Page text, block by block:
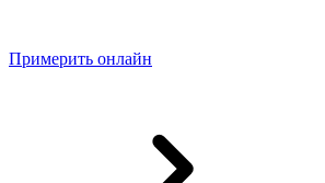
Примерить онлайн